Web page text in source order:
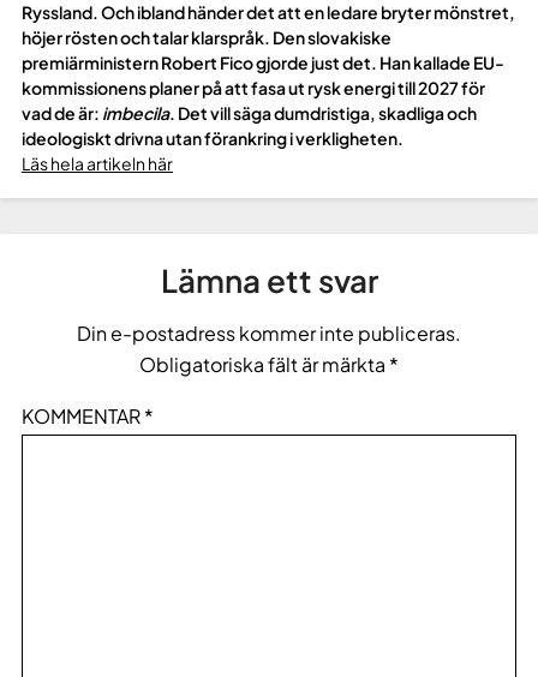
Ryssland. Och ibland händer det att en ledare bryter mönstret,
höjer rösten och talar klarspråk. Den slovakiske
premiärministern Robert Fico gjorde just det. Han kallade EU-
kommissionens planer på att fasa ut rysk energi till 2027 för
vad de är: imbecila. Det vill säga dumdristiga, skadliga och
ideologiskt drivna utan förankring i verkligheten.
Läs hela artikeln här
Lämna ett svar
Din e-postadress kommer inte publiceras.
Obligatoriska fält är märkta *
KOMMENTAR*